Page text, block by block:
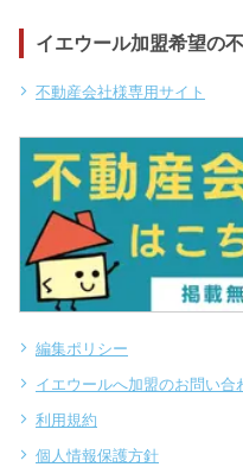
イエウール加盟希望の
不動産会社様専用サイト
編集ポリシー
イエウールへ加盟のお問い合
利用規約
個人情報保護方針